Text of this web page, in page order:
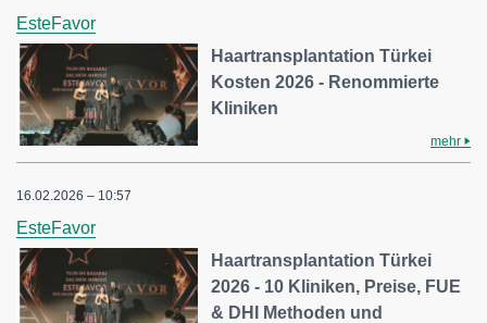
EsteFavor
Haartransplantation Türkei
Kosten 2026 - Renommierte
Kliniken
mehr
16.02.2026 – 10:57
EsteFavor
Haartransplantation Türkei
2026 - 10 Kliniken, Preise, FUE
& DHI Methoden und